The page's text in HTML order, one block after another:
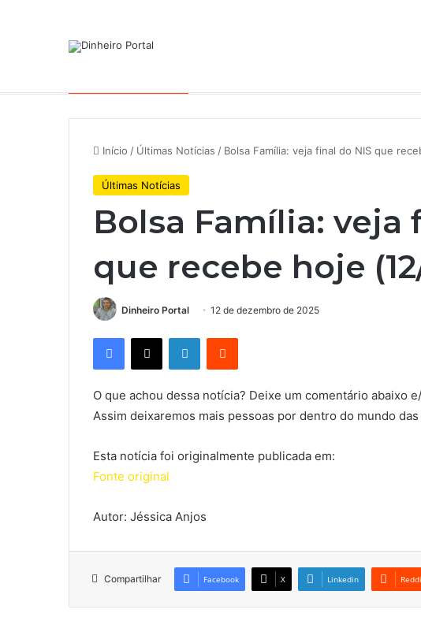
Início / Últimas Notícias / Bolsa Família: veja final do NIS que
Últimas Notícias
Bolsa Família: veja
que recebe hoje
Dinheiro Portal 12 de dezembro de 2025
Facebook
X LinkedinReddit
O que achou dessa notícia? Deixe um comentário abaixo
Assim deixaremos mais pessoas por dentro do mundo
Esta notícia foi originalmente publicada em:
Fonte original
Autor: Jéssica Anjos
Compartilhar Facebook X Linkedin